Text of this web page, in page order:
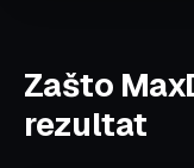
Zašto
rezultat